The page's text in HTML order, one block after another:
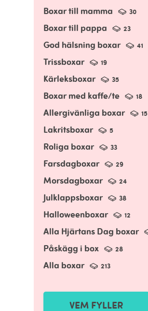
Boxar till mamma 30
Boxar till pappa 23
God hälsning boxar 41
Trissboxar 19
Kärleksboxar 35
Boxar med kaffe/te 18
Allergivänliga boxar 15
Lakritsboxar 5
Roliga boxar 33
Farsdagboxar 29
Morsdagboxar 24
Julklappsboxar 38
Halloweenboxar 12
Alla Hjärtans Dag boxar
Påskägg i box 28
Alla boxar 213
VEM FYLLER